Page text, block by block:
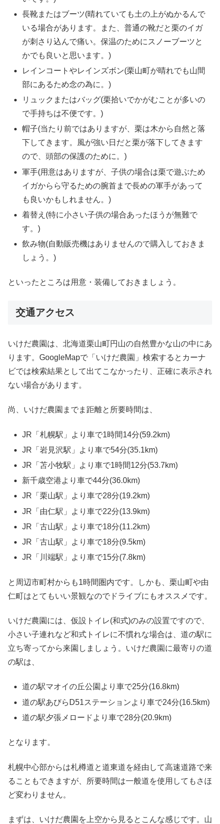
長靴またはブーツ(晴れていても土の上がぬかるんで
いる場合があります。また、普通の靴だと栗のイガ
が刺さり込んで痛い。保温のためにスノーブーツと
かでも良いと思います。)
レインコートやレインズボン(栗山町が晴れでも山間
部にあるため念の為に。)
リュックまたはバッグ(栗拾いでかがむことが多いの
で手持ちは不便です。)
帽子(当たり前ではありますが、栗は木から自然と落
下してきます。風が強い日だと栗が落下してきます
ので、頭部の保護のために。)
軍手(用意はありますが、子供の場合は栗で遊ぶため
イガからら守るための腕首まで長めの軍手があって
も良いかもしれません。)
着替え(特に小さい子供の場合あったほうが無難で
す。)
飲み物(自動販売機はありませんので購入しておきま
しょう。)
といったところは用意・装備しておきましょう。
交通アクセス
いけだ農園は、北海道栗山町円山の自然豊かな山の中にあ
ります。GoogleMapで「いけだ農園」検索するとカーナ
ビでは検索結果として出てこなかったり、正確に表示され
ない場合があります。
尚、いけだ農園までま距離と所要時間は、
JR「札幌駅」より車で1時間14分(59.2km)
JR「岩見沢駅」より車で54分(35.1km)
JR「苫小牧駅」より車で1時間12分(53.7km)
新千歳空港より車で44分(36.0km)
JR「栗山駅」より車で28分(19.2km)
JR「由仁駅」より車で22分(13.9km)
JR「古山駅」より車で18分(11.2km)
JR「古山駅」より車で18分(9.5km)
JR「川端駅」より車で15分(7.8km)
と周辺市町村からも1時間圏内です。しかも、栗山町や由
仁町はとてもいい景観なのでドライブにもオススメです。
いけだ農園には、仮設トイレ(和式)のみの設置ですので、
小さい子連れなど和式トイレに不慣れな場合は、道の駅に
立ち寄ってから来園しましょう。いけだ農園に最寄りの道
の駅は、
道の駅マオイの丘公園より車で25分(16.8km)
道の駅あびらD51ステーションより車で24分(16.5km)
道の駅夕張メロードより車で28分(20.9km)
となります。
札幌中心部からは札樽道と道東道を経由して高速道路で来
ることもできますが、所要時間は一般道を使用してもさほ
ど変わりません。
まずは、いけだ農園を上空から見るとこんな感じです。山